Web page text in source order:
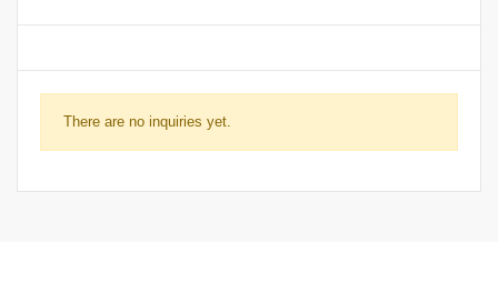
There are no inquiries yet.